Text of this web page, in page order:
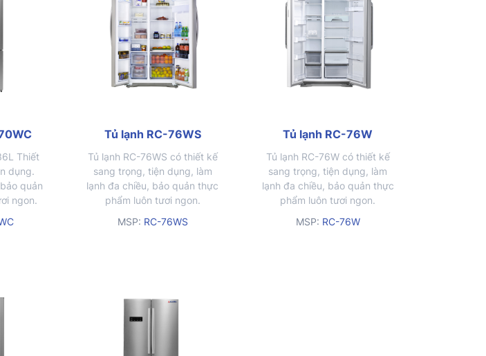
Thiết
dụng.
quản
ngon.
lực đỡ
Tủ lạnh RC-76WS
Tủ lạnh RC-76WS có thiết kế
sang trọng, tiện dụng, làm
lạnh đa chiều, bảo quản thực
phẩm luôn tươi ngon.
MSP: RC-76WS
Tủ lạnh RC-76W
Tủ lạnh RC-76W có thiết kế
sang trọng, tiện dụng, làm
lạnh đa chiều, bảo quản thực
phẩm luôn tươi ngon.
MSP: RC-76W